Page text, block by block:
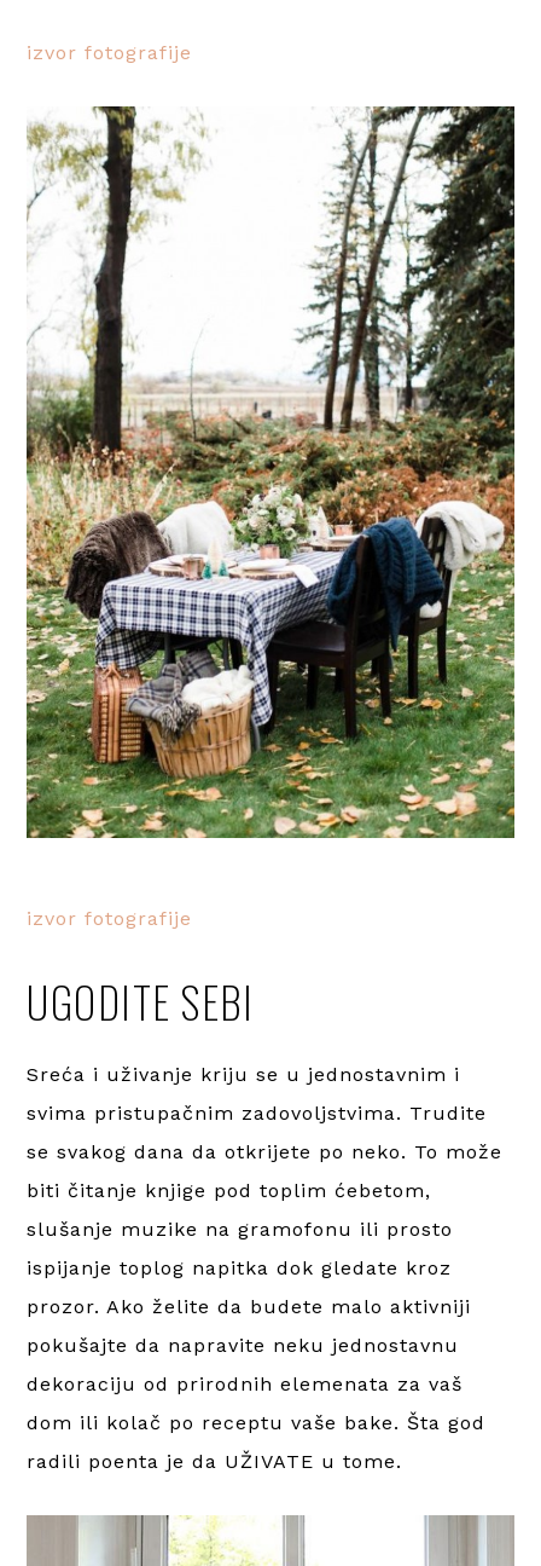
izvor fotografije
izvor fotografije
UGODITE SEBI
Sreća i uživanje kriju se u jednostavnim i
svima pristupačnim zadovoljstvima. Trudite
se svakog dana da otkrijete po neko. To može
biti čitanje knjige pod toplim ćebetom,
slušanje muzike na gramofonu ili prosto
ispijanje toplog napitka dok gledate kroz
prozor. Ako želite da budete malo aktivniji
pokušajte da napravite neku jednostavnu
dekoraciju od prirodnih elemenata za vaš
dom ili kolač po receptu vaše bake. Šta god
radili poenta je da UŽIVATE u tome.